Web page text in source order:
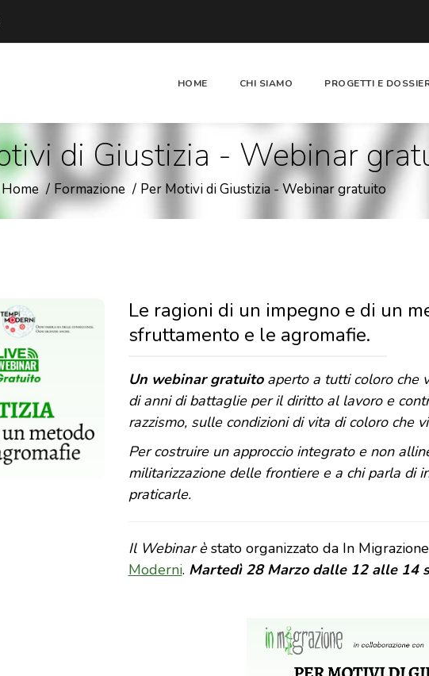
HOME CHI SIAMO PROGETTI E
di Giustizia - Webinar
Home Formazione Per Motivi di Giustizia - Webinar gratuito
Le ragioni di un impegno e di un
sfruttamento e le agromafie.
Un webinar gratuitoaperto a tutti coloro che
di anni di battaglie per il diritto al lavoro e
razzismo, sulle condizioni di vita di coloro che
Per costruire un approccio integrato e non
militarizzazione delle frontiere e a chi parla di
praticarle.
Il Webinar èstato organizzato da In
Moderni. Martedì 28 Marzo dalle 12 alle 14